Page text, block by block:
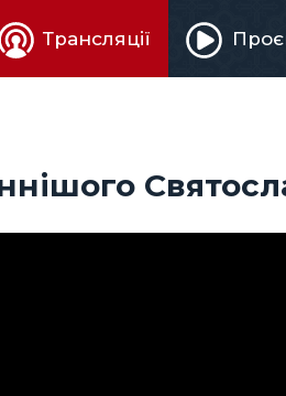
Живе
телебачення
Трансляції